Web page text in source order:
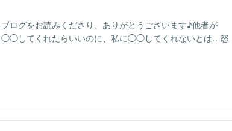
グをお読みくださり、ありがとうございます♪他者が
◯◯してくれたらいいのに、私に◯◯してくれないとは…怒